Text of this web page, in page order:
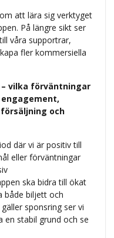
att lära sig verktyget
På längre sikt ser
våra supportrar,
fler kommersiella
vilka förväntningar
och
där vi är positiv till
eller förväntningar
ska bidra till ökat
både biljett och
sponsring ser vi
en stabil grund och se